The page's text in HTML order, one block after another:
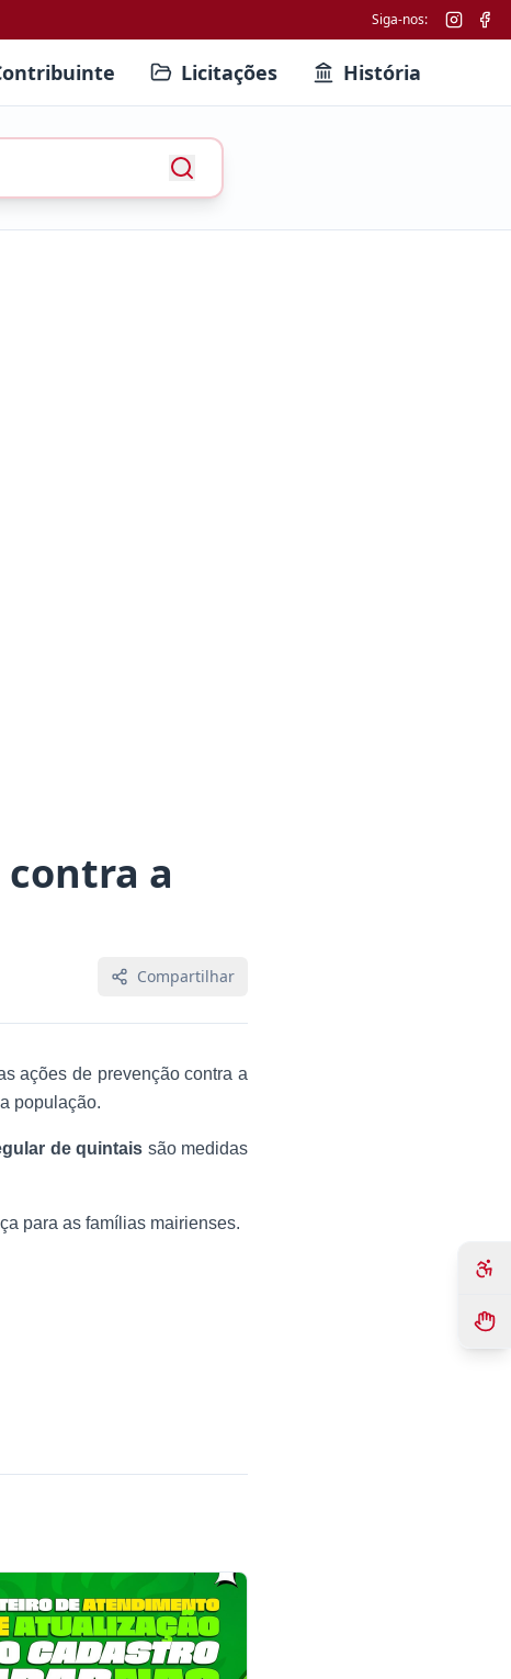
Siga-nos:
Licitações História
contra a
Compartilhar
ações de prevenção contra a
população.
de quintais são medidas
para as famílias mairienses.